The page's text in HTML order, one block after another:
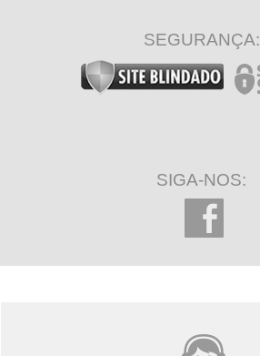
SEGURANÇA:
SIGA-NOS: